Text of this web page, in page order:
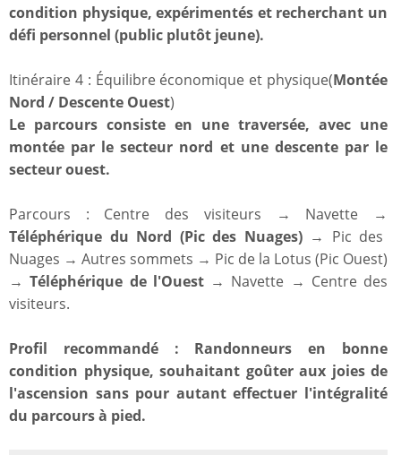
condition physique, expérimentés et recherchant un
défi personnel (public plutôt jeune).
Itinéraire 4 : Équilibre économique et physique(Montée
Nord / Descente Ouest)
Le parcours consiste en une traversée, avec une
montée par le secteur nord et une descente par le
secteur ouest.
Parcours : Centre des visiteurs → Navette →
Téléphérique du Nord (Pic des Nuages)→ Pic des
Nuages → Autres sommets → Pic de la Lotus (Pic Ouest)
→Téléphérique de l'Ouest→ Navette → Centre des
visiteurs.
Profil recommandé : Randonneurs en bonne
condition physique, souhaitant goûter aux joies de
l'ascension sans pour autant effectuer l'intégralité
du parcours à pied.